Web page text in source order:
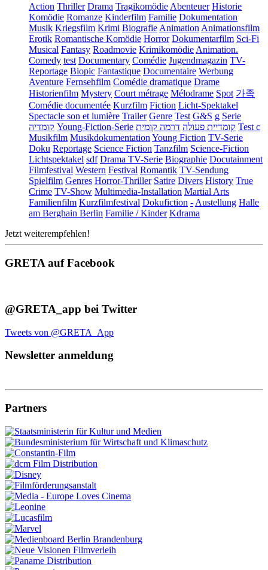
Action Thriller Drama Tragikomödie Abenteuer Historie
Komödie Romanze Kinderfilm Familie Dokumentation
Musik Kriegsfilm Krimi Biografie Animation Animationsfilm
Erotik Romantische Komödie Horror Dokumentarfilm Sci-Fi
Musical Fantasy Roadmovie Krimikomödie Animation.
Comedy test Documentary Comédie Jugendmagazin TV-
Reportage Biopic Fantastique Documentaire Werbung
Aventure Fernsehfilm Comédie dramatique Drame
Historienfilm Mystery Court métrage Mélodrame Spot 가족
Comédie documentée Kurzfilm Fiction Licht-Spektakel
Spectacle son et lumière Trailer Genre Test G&S g Serie
קומדיה Young-Fiction-Serie קומדיית פעולה דרמה קומית
Test c
Musikfilm Musikdokumentation Young Fiction TV-Serie
Doku Reportage Science Fiction Tanzfilm Science-Fiction
Lichtspektakel sdf Drama TV-Serie Biographie Docutainment
Filmfestival Western Festival Romantik TV-Sendung
Spielfilm Genres Horror-Thriller Satire Divers History True
Crime TV-Show Multimedia-Installation Martial Arts
Familienfilm Kurzfilmfestival Dokufiction - Austellung Halle
am Berghain Berlin Familie / Kinder Kdrama
Jetzt weiterempfehlen!
GRETA auf Facebook
@GRETA_app bei Twitter
Tweets von @GRETA_App
Newsletter anmeldung
Partners